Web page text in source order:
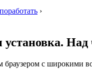
›
Над
браузером с широкими